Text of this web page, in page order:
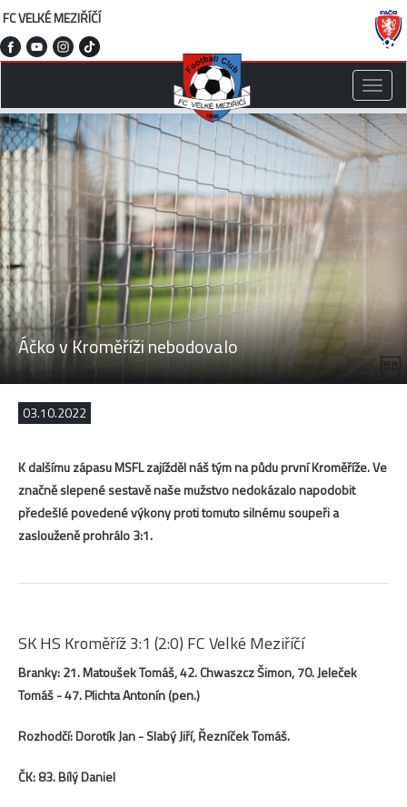
FC VELKÉ MEZIŘÍČÍ
Toggle
Áčko v Kroměříži nebodovalo
03.10.2022
K dalšímu zápasu MSFL zajížděl náš tým na půdu první Kroměříže. Ve
značně slepené sestavě naše mužstvo nedokázalo napodobit
předešlé povedené výkony proti tomuto silnému soupeři a
zaslouženě prohrálo 3:1.
SK HS Kroměříž 3:1 (2:0) FC Velké Meziříčí
Branky: 21. Matoušek Tomáš, 42. Chwaszcz Šimon, 70. Jeleček
Tomáš - 47. Plichta Antonín (pen.)
Rozhodčí: Dorotík Jan - Slabý Jiří, Řezníček Tomáš.
ČK: 83. Bílý Daniel